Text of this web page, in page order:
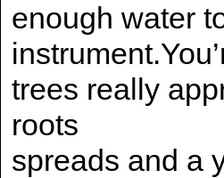
enough water
trees really
roots
spreads and a